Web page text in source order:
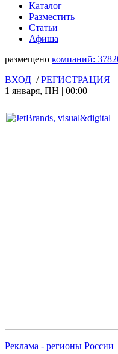
Каталог
Разместить
Статьи
Афиша
размещено компаний:
ВХОД /РЕГИСТРАЦИЯ
1 января, ПН | 00:00
Реклама - регионы России